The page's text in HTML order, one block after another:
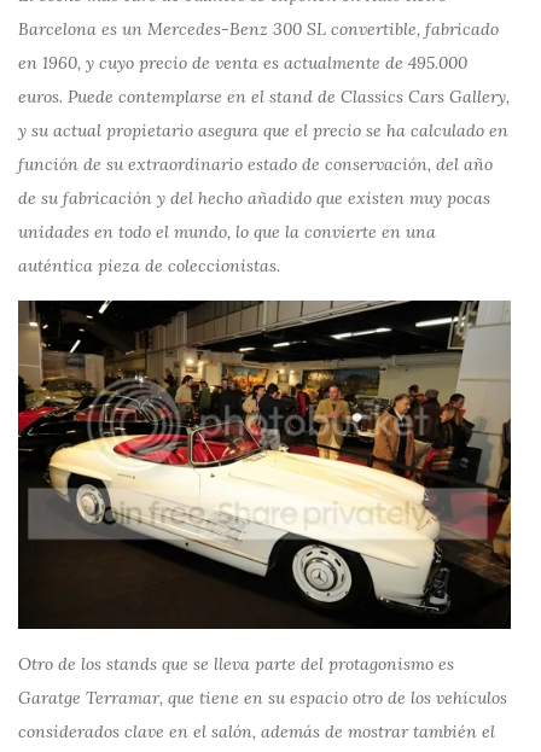
Barcelona es un Mercedes-Benz 300 SL convertible, fabricado
en 1960, y cuyo precio de venta es actualmente de 495.000
euros. Puede contemplarse en el stand de Classics Cars Gallery,
y su actual propietario asegura que el precio se ha calculado en
función de su extraordinario estado de conservación, del año
de su fabricación y del hecho añadido que existen muy pocas
unidades en todo el mundo, lo que la convierte en una
auténtica pieza de coleccionistas.
Otro de los stands que se lleva parte del protagonismo es
Garatge Terramar, que tiene en su espacio otro de los vehículos
considerados clave en el salón, además de mostrar también el